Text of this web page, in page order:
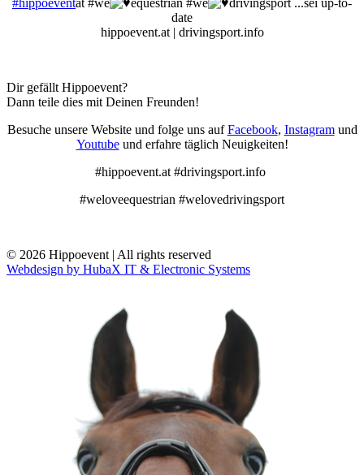
date
hippoevent.at | drivingsport.info
Dir gefällt Hippoevent?
Dann teile dies mit Deinen Freunden!
Besuche unsere Website und folge uns aufFacebook, Instagramund
Youtubeund erfahre täglich Neuigkeiten!
#hippoevent.at #drivingsport.info
#weloveequestrian #welovedrivingsport
© 2026 Hippoevent | All rights reserved
Webdesign by HubaX IT & Electronic Systems